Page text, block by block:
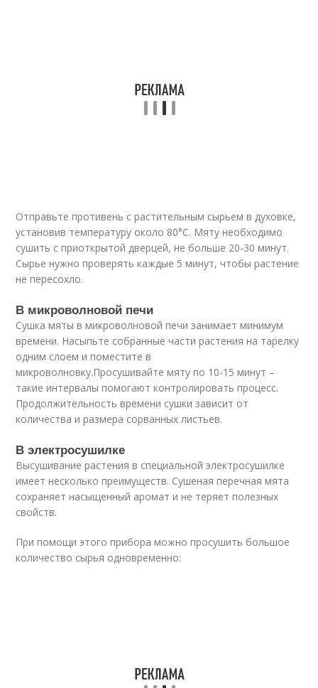
Отправьте противень с растительным сырьем в духовке,
установив температуру около 80°С. Мяту необходимо
сушить с приоткрытой дверцей, не больше 20-30 минут.
Сырье нужно проверять каждые 5 минут, чтобы растение
не пересохло.
В микроволновой печи
Сушка мяты в микроволновой печи занимает минимум
времени. Насыпьте собранные части растения на тарелку
одним слоем и поместите в
микроволновку.Просушивайте мяту по 10-15 минут –
такие интервалы помогают контролировать процесс.
Продолжительность времени сушки зависит от
количества и размера сорванных листьев.
В электросушилке
Высушивание растения в специальной электросушилке
имеет несколько преимуществ. Сушеная перечная мята
сохраняет насыщенный аромат и не теряет полезных
свойств.
При помощи этого прибора можно просушить большое
количество сырья одновременно: